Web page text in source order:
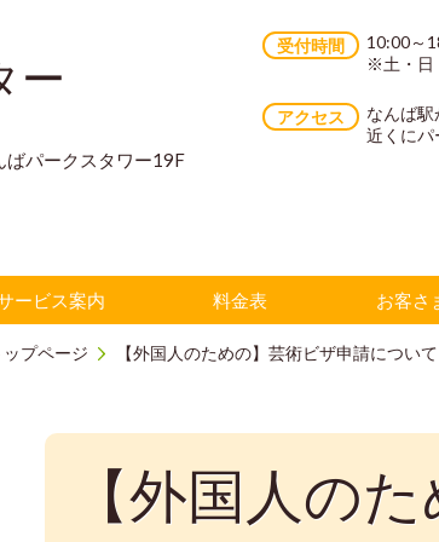
ー
パークスタワー19F
受付時間
10:00～
※土・日
アクセス
なんば
近くにパ
ービス案内 料金表 お客さ
ップページ 【外国人のための】芸術ビザ申請について
【外国人の